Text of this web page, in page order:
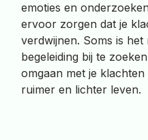
emoties en
ervoor zorgen dat je
verdwijnen. Soms is
begeleiding bij te
omgaan met je
ruimer en lichter leven.